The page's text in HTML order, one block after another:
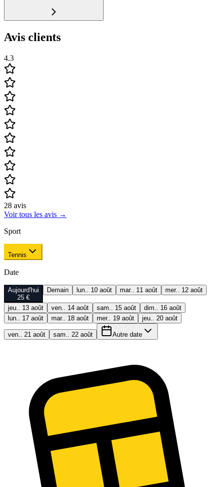
Avis clients
4.3
28 avis
Voir tous les avis →
Sport
Tennis
Date
Aujourd'hui
25 €
Demain lun.. 10 août mar.. 11 août mer.. 12 août
jeu.. 13 août ven.. 14 août sam.. 15 août
dim.. 16 août
lun.. 17 août
mar.. 18 août mer.. 19 août jeu.. 20 août
ven.. 21 août sam.. 22 août Autre date